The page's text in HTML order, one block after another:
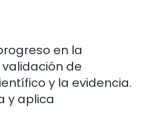
en la
de
y la evidencia.
y aplica